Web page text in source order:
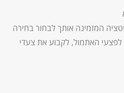
המזמינה אותך לבחור בחירה
האתמול, לקבוע את צעדי